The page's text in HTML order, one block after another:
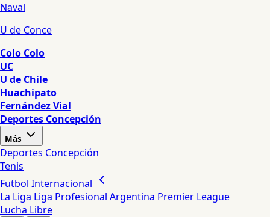
Naval
U de Conce
Colo Colo
UC
U de Chile
Huachipato
Fernández Vial
Deportes Concepción
Más
Deportes Concepción
Tenis
Futbol Internacional
La Liga Liga Profesional Argentina Premier League
Lucha Libre